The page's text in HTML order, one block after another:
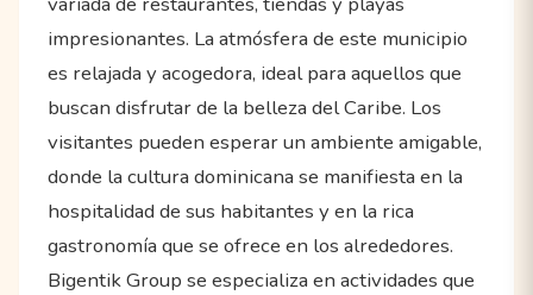
impresionantes. La atmósfera de este municipio
es relajada y acogedora, ideal para aquellos que
buscan disfrutar de la belleza del Caribe. Los
visitantes pueden esperar un ambiente amigable,
donde la cultura dominicana se manifiesta en la
hospitalidad de sus habitantes y en la rica
gastronomía que se ofrece en los alrededores.
Bigentik Group se especializa en actividades que